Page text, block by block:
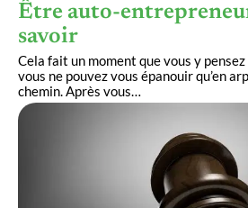
Être auto-
savoir
Cela fait un moment que vous y
vous ne pouvez vous épanouir qu’en
chemin. Après vous…